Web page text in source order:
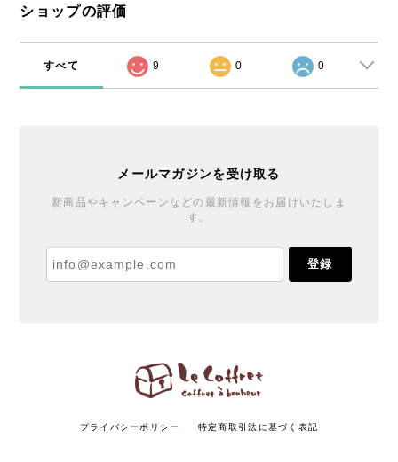
ショップの評価
すべて 9 0 0
メールマガジンを受け取る
新商品やキャンペーンなどの最新情報をお届けいたしま
す。
登録
プライバシーポリシー 特定商取引法に基づく表記